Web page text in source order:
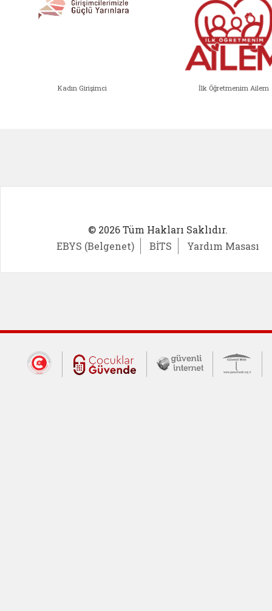
Kadın Girişimci İlk Öğretmenim Ailem
© 2026 Tüm Hakları Saklıdır.
EBYS (Belgenet)
BİTS Yardım Masası
Dış Bağlantılar
Cumhurbaşkanlığı İletişim Merkezi
Çocuklar Güvende (yeni
Güvenli